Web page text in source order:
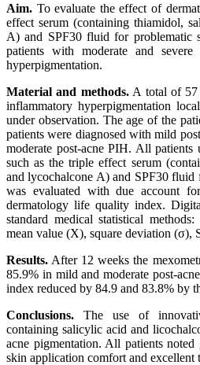
Aim. To evaluate the effect of
effect serum (containing thiamidol,
A) and SPF30 fluid for problematic
patients with moderate and severe
hyperpigmentation.
Material and methods.A total of 57
inflammatory hyperpigmentation
under observation. The age of the
patients were diagnosed with mild
moderate post-acne PIH. All patients
such as the triple effect serum
and lycochalcone A) and SPF30
was evaluated with due account
dermatology life quality index.
standard medical statistical
mean value (X), square deviation (σ),
Results. After 12 weeks the
85.9% in mild and moderate post-
index reduced by 84.9 and 83.8% by
Conclusions. The use of
containing salicylic acid and
acne pigmentation. All patients noted
skin application comfort and excellent